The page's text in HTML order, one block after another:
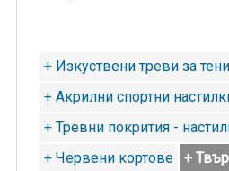
+ Изкуствени треви за
+ Акрилни спортни
+ Тревни покрития -
+ Червени кортове
+